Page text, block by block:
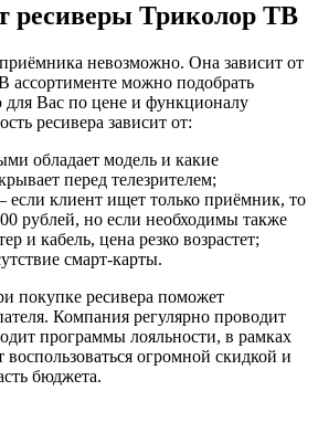
ресиверы Триколор ТВ
невозможно. Она зависит от
ассортименте можно подобрать
Вас по цене и функционалу
ресивера зависит от:
обладает модель и какие
перед телезрителем;
клиент ищет только приёмник, то
рублей, но если необходимы также
и кабель, цена резко возрастет;
смарт-карты.
покупке ресивера поможет
Компания регулярно проводит
программы лояльности, в рамках
огромной скидкой и
бюджета.